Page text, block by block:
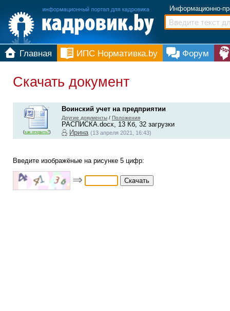
Информационно-
Главная ИПС Нормативка.by Форум
Скачать документ
(как открыть?)
Воинский учет на предприятии
Другие документы / Положения
РАСПИСКА.docx, 13 Кб, 32 загрузки
Ирина (13 апреля 2021, 16:43)
Введите изображёные на рисунке 5 цифр:
⇒